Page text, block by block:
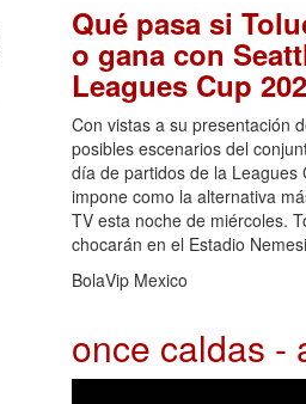
Qué pasa si
o gana con
Leagues Cup
Con vistas a su presentación
posibles escenarios del
día de partidos de la
impone como la alternativa
TV esta noche de miércoles.
chocarán en el Estadio
BolaVip Mexico
once caldas -